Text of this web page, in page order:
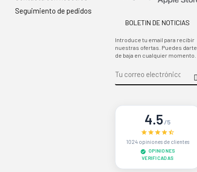
Seguimiento de pedidos
BOLETIN DE NOTICIAS
Introduce tu email para recibir
nuestras ofertas. Puedes darte
de baja en cualquier momento.
4.5/5
1024 opiniones de clientes
OPINIONES
VERIFICADAS